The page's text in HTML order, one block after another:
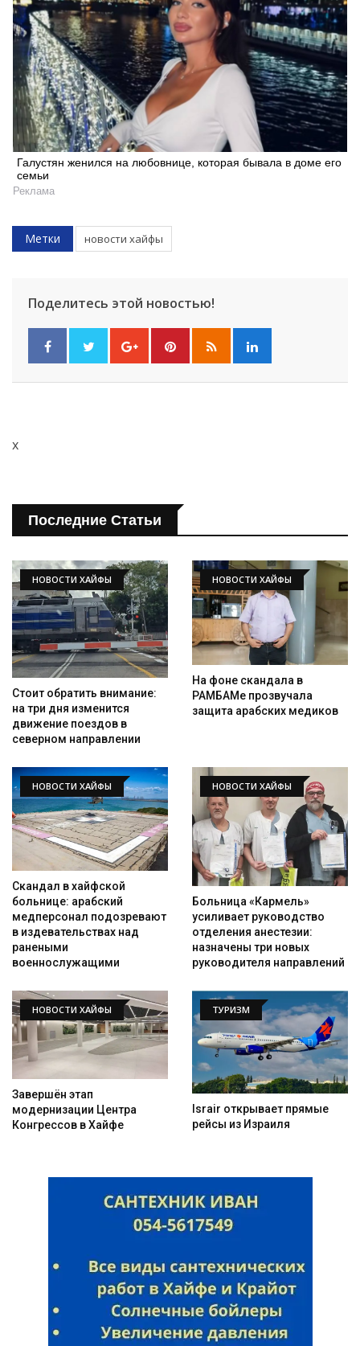
Галустян женился на любовнице, которая бывала в доме его
семьи
Реклама
Метки новости хайфы
Поделитесь этой новостью!
x
Последние Статьи
НОВОСТИ ХАЙФЫ
Стоит обратить внимание:
на три дня изменится
движение поездов в
северном направлении
НОВОСТИ ХАЙФЫ
На фоне скандала в
РАМБАМе прозвучала
защита арабских медиков
НОВОСТИ ХАЙФЫ
Скандал в хайфской
больнице: арабский
медперсонал подозревают
в издевательствах над
ранеными
военнослужащими
НОВОСТИ ХАЙФЫ
Больница «Кармель»
усиливает руководство
отделения анестезии:
назначены три новых
руководителя направлений
НОВОСТИ ХАЙФЫ
Завершён этап
модернизации Центра
Конгрессов в Хайфе
ТУРИЗМ
Israir открывает прямые
рейсы из Израиля